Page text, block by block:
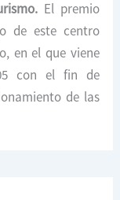
El premio
de este centro
en el que viene
con el fin de
de las